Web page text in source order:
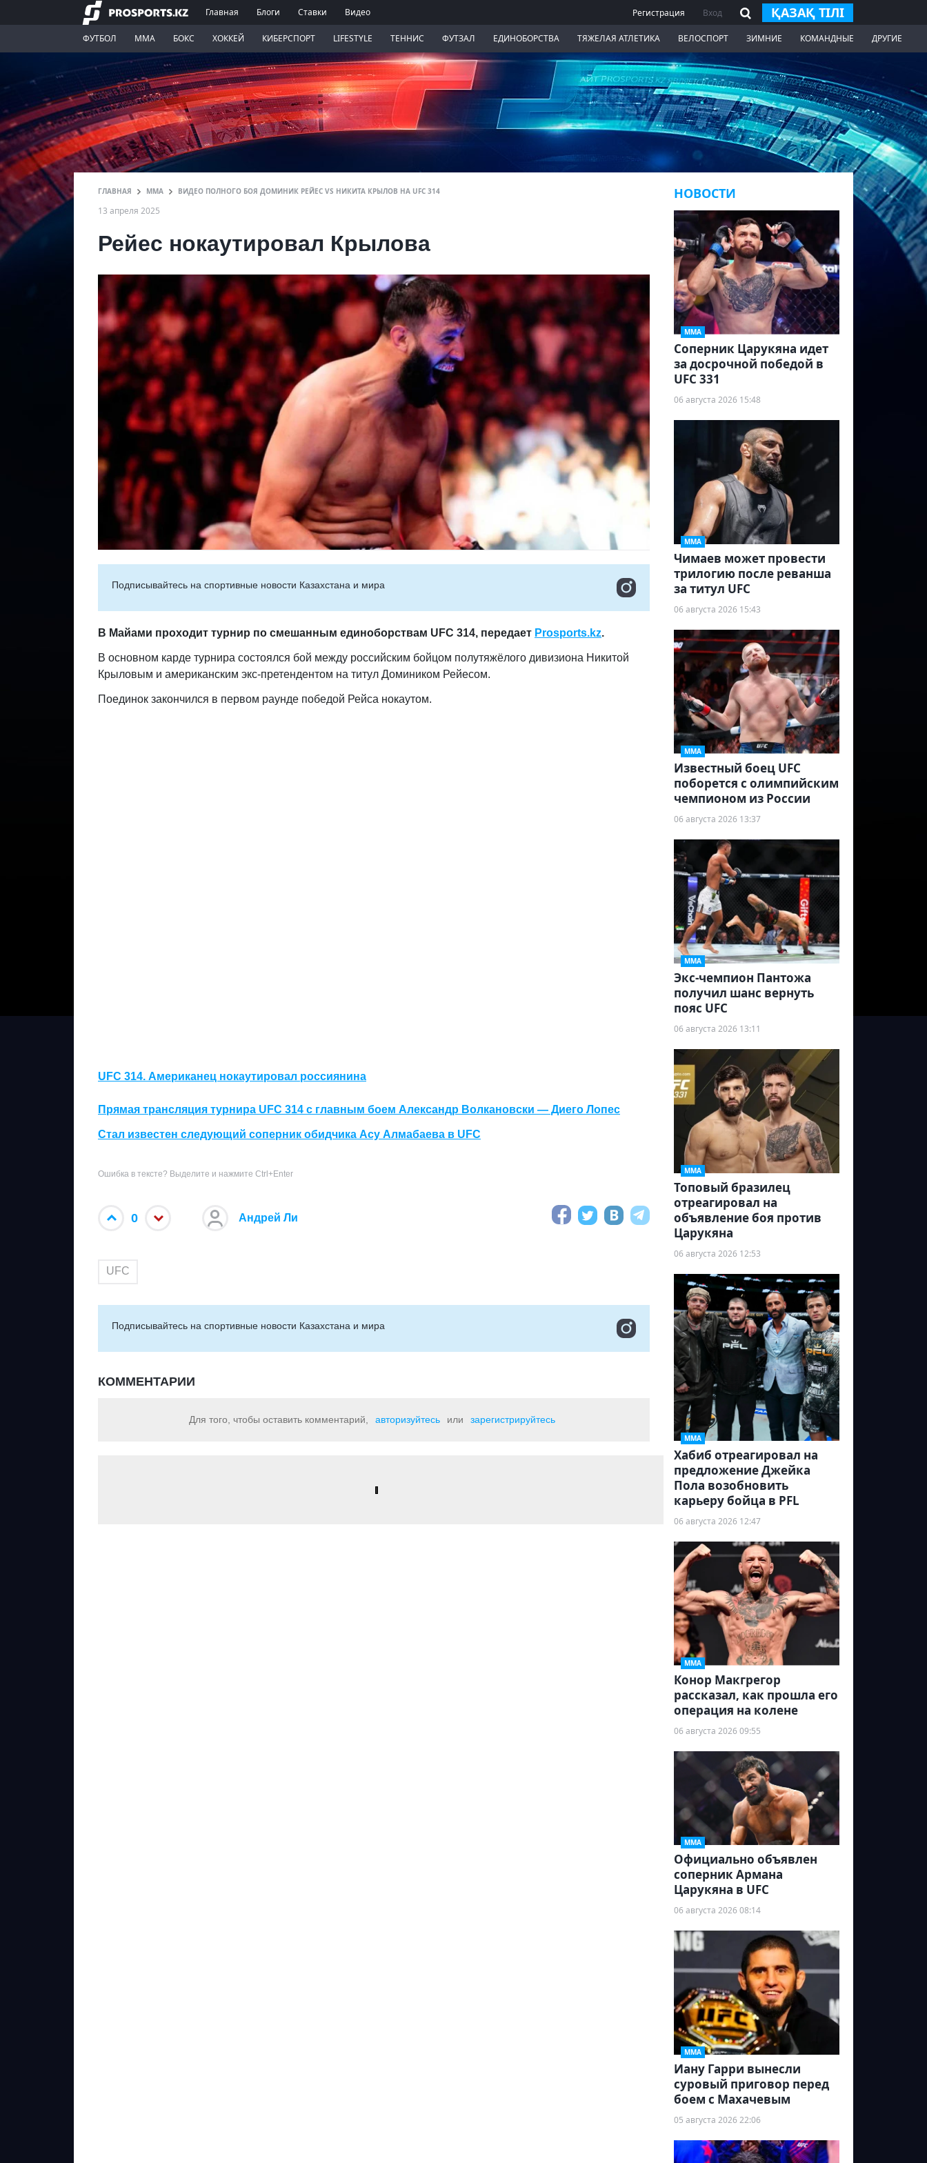
Главная Блоги Ставки Видео Регистрация Вход ҚАЗАҚ ТІЛІ
ФУТБОЛ ММА БОКС ХОККЕЙ КИБЕРСПОРТ LIFESTYLE ТЕННИС ФУТЗАЛ ЕДИНОБОРСТВА ТЯЖЕЛАЯ АТЛЕТИКА ВЕЛОСПОРТ ЗИМНИЕ КОМАНДНЫЕ ДРУГИЕ
ГЛАВНАЯ ММА ВИДЕО ПОЛНОГО БОЯ ДОМИНИК РЕЙЕС VS НИКИТА КРЫЛОВ НА UFC 314
13 апреля 2025
Рейес нокаутировал Крылова
Подписывайтесь на cпортивные новости Казахстана и мира
В Майами проходит турнир по смешанным единоборствам UFC 314, передает Prosports.kz.
В основном карде турнира состоялся бой между российским бойцом полутяжёлого дивизиона Никитой
Крыловым и американским экс-претендентом на титул Домиником Рейесом.
Поединок закончился в первом раунде победой Рейса нокаутом.
UFC 314. Американец нокаутировал россиянина
Прямая трансляция турнира UFC 314 с главным боем Александр Волкановски — Диего Лопес
Стал известен следующий соперник обидчика Асу Алмабаева в UFC
Ошибка в тексте? Выделите и нажмите Ctrl+Enter
0 Андрей Ли
UFC
Подписывайтесь на cпортивные новости Казахстана и мира
КОММЕНТАРИИ
Для того, чтобы оставить комментарий, авторизуйтесь или зарегистрируйтесь
НОВОСТИ
ММА
Соперник Царукяна идет
за досрочной победой в
UFC 331
06 августа 2026 15:48
ММА
Чимаев может провести
трилогию после реванша
за титул UFC
06 августа 2026 15:43
ММА
Известный боец UFC
поборется с олимпийским
чемпионом из России
06 августа 2026 13:37
ММА
Экс-чемпион Пантожа
получил шанс вернуть
пояс UFC
06 августа 2026 13:11
ММА
Топовый бразилец
отреагировал на
объявление боя против
Царукяна
06 августа 2026 12:53
ММА
Хабиб отреагировал на
предложение Джейка
Пола возобновить
карьеру бойца в PFL
06 августа 2026 12:47
ММА
Конор Макгрегор
рассказал, как прошла его
операция на колене
06 августа 2026 09:55
ММА
Официально объявлен
соперник Армана
Царукяна в UFC
06 августа 2026 08:14
ММА
Иану Гарри вынесли
суровый приговор перед
боем с Махачевым
05 августа 2026 22:06